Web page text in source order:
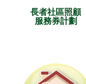
長者社區照顧
服務券計劃